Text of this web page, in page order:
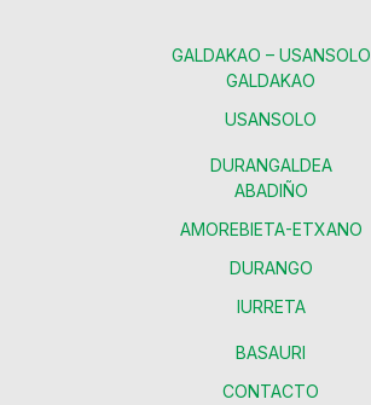
GALDAKAO – USANSOLO
GALDAKAO
USANSOLO
DURANGALDEA
ABADIÑO
AMOREBIETA-ETXANO
DURANGO
IURRETA
BASAURI
CONTACTO